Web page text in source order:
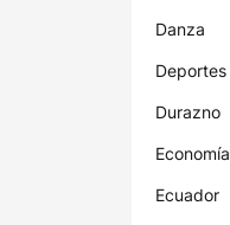
Danza
Deportes
Durazno
Economía
Ecuador